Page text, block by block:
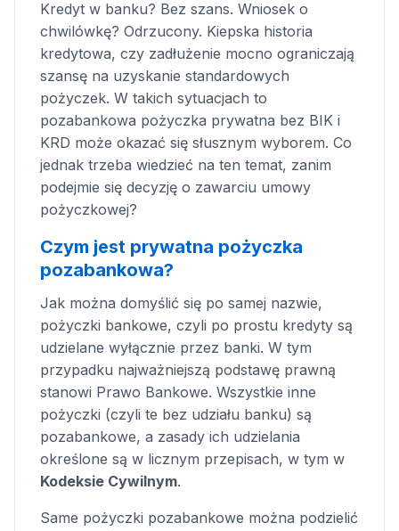
Kredyt w banku? Bez szans. Wniosek o
chwilówkę? Odrzucony. Kiepska historia
kredytowa, czy zadłużenie mocno ograniczają
szansę na uzyskanie standardowych
pożyczek. W takich sytuacjach to
pozabankowa pożyczka prywatna bez BIK i
KRD może okazać się słusznym wyborem. Co
jednak trzeba wiedzieć na ten temat, zanim
podejmie się decyzję o zawarciu umowy
pożyczkowej?
Czym jest prywatna pożyczka
pozabankowa?
Jak można domyślić się po samej nazwie,
pożyczki bankowe, czyli po prostu kredyty są
udzielane wyłącznie przez banki. W tym
przypadku najważniejszą podstawę prawną
stanowi Prawo Bankowe. Wszystkie inne
pożyczki (czyli te bez udziału banku) są
pozabankowe, a zasady ich udzielania
określone są w licznym przepisach, w tym w
Kodeksie Cywilnym.
Same pożyczki pozabankowe można podzielić